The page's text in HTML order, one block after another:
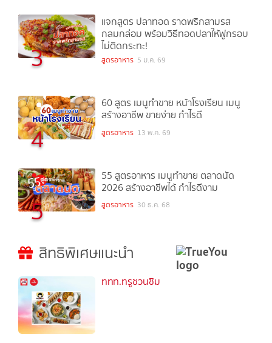
3
แจกสูตร ปลาทอด ราดพริกสามรส
กลมกล่อม พร้อมวิธีทอดปลาให้ฟูกรอบ
ไม่ติดกระทะ!
สูตรอาหาร 5 ม.ค. 69
4
60 สูตร เมนูทำขาย หน้าโรงเรียน เมนู
สร้างอาชีพ ขายง่าย กำไรดี
สูตรอาหาร 13 พ.ค. 69
5
55 สูตรอาหาร เมนูทำขาย ตลาดนัด
2026 สร้างอาชีพได้ กำไรดีงาม
สูตรอาหาร 30 ธ.ค. 68
สิทธิพิเศษแนะนำ
ททท.ทรูชวนชิม